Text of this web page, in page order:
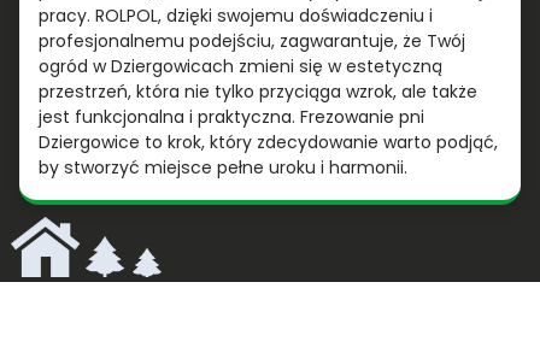
pracy. ROLPOL, dzięki swojemu doświadczeniu i
profesjonalnemu podejściu, zagwarantuje, że Twój
ogród w Dziergowicach zmieni się w estetyczną
przestrzeń, która nie tylko przyciąga wzrok, ale także
jest funkcjonalna i praktyczna. Frezowanie pni
Dziergowice to krok, który zdecydowanie warto podjąć,
by stworzyć miejsce pełne uroku i harmonii.